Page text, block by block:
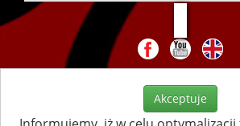
Akceptuje